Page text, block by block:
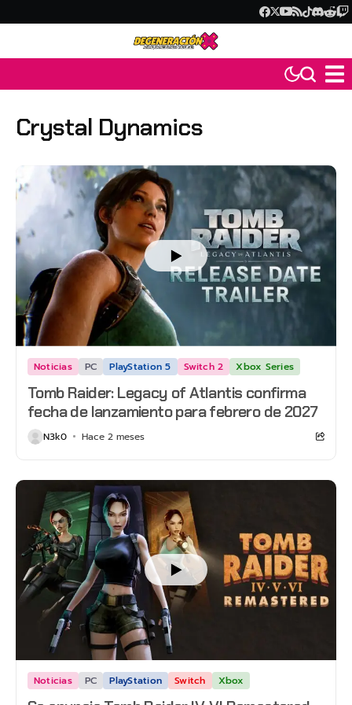
Crystal Dynamics
Noticias PC PlayStation 5 Switch 2 Xbox Series
Tomb Raider: Legacy of Atlantis confirma
fecha de lanzamiento para febrero de 2027
N3k0 Hace 2 meses
Noticias PC PlayStation Switch Xbox